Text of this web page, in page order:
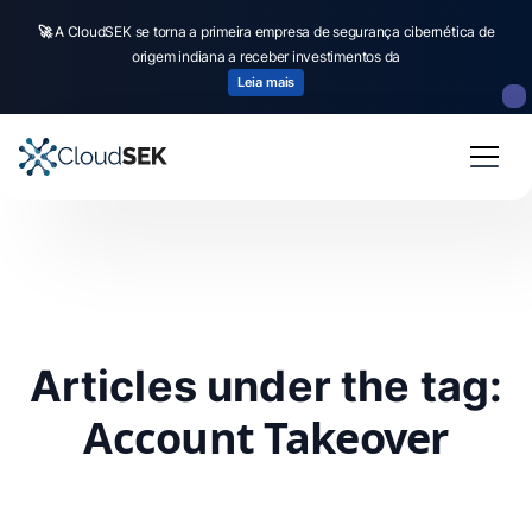
🚀A CloudSEK se torna a primeira empresa de segurança cibernética de
origem indiana a receber investimentos da
Leia mais
Articles under the tag:
Account Takeover